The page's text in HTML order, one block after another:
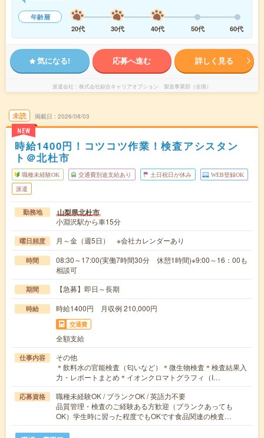
年齢層
20代
30代 40代 50代 60代
気になる! 応募へ進む 詳しく見る
派遣会社 株式会社綜合キャリアオプション 製造事業部（全国）
未読
NEW
掲載日 2026/08/03
時給1400円！コツコツ作業！検査アシスタン
ト＠北杜市
職種未経験OK 交通費別途支給あり 土日祝日が休み WEB登録OK
派遣
勤務地 山梨県北杜市
小淵沢駅から車15分
曜日頻度 月～金（週5日） ※会社カレンダーあり
時間
08:30～17:00(実働7時間30分 休憩1時間)※9:00～16：00も
相談可
期間 【急募】即日～長期
時給 時給1400円 月収例 210,000円
交通費
全額支給
仕事内容
その他
＊飲料水の官能検査（匂いなど）＊微生物検査＊検査結果入
力・レポートまとめ＊イオンクロマトグラフィ（I…
応募資格
職種未経験OK / ブランクOK / 英語力不要
品質管理・検査のご経験ある方歓迎（ブランクあっても
OK）学生時に習った程度でもOKです食品関連の検査…